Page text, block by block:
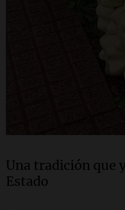
Una tradición que
Estado